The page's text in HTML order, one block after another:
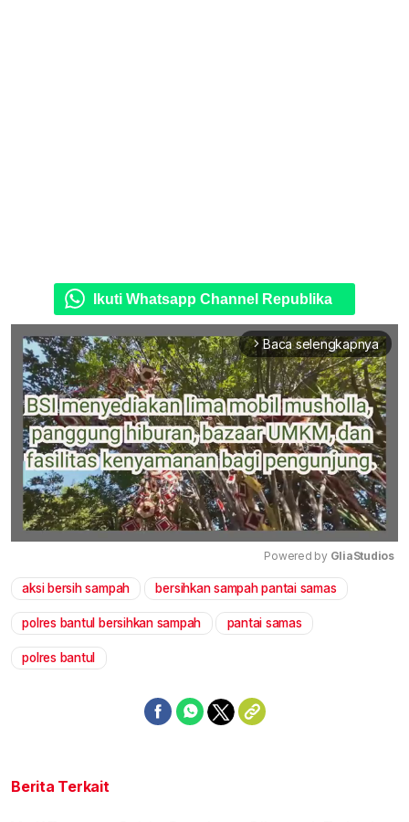
Ikuti Whatsapp Channel Republika
arrow_forward_ios Baca selengkapnya
Mute
Powered by GliaStudios
aksi bersih sampah bersihkan sampah pantai samas
polres bantul bersihkan sampah pantai samas
polres bantul
Berita Terkait